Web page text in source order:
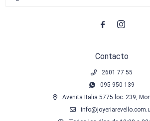
Contacto
2601 77 55
095 950 139
Avenita Italia 5775 loc. 239,
 